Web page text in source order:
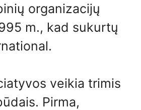
organizacijų
m., kad sukurtų
veikia trimis
Pirma,